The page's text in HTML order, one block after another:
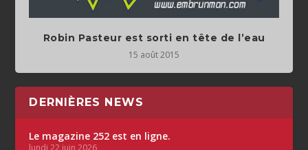
Robin Pasteur est sorti en tête de l’eau
15 août 2015
DERNIÈRES NEWS
Le magazine 252 est en ligne.